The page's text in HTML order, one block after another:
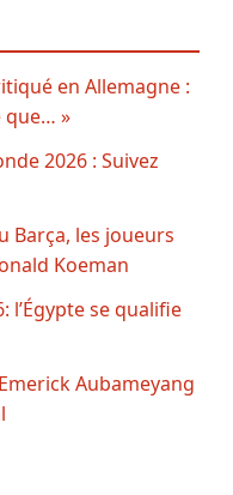
en Allemagne :
que… »
2026 : Suivez
Barça, les joueurs
Koeman
l’Égypte se qualifie
Aubameyang